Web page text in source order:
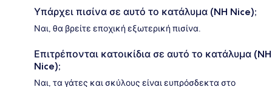
Υπάρχει πισίνα σε αυτό το κατάλυμα (NH Nice);
Ναι, θα βρείτε εποχική εξωτερική πισίνα.
Επιτρέπονται κατοικίδια σε αυτό το κατάλυμα (NH
Nice);
Ναι, τα γάτες και σκύλους είναι ευπρόσδεκτα στο